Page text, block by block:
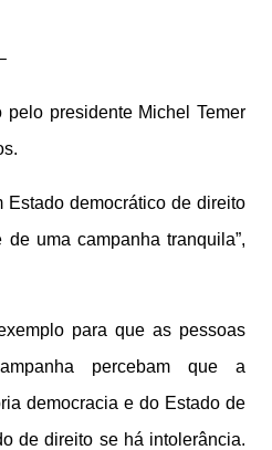
presidente Michel Temer
Estado democrático de direito
uma campanha tranquila”,
para que as pessoas
percebam que a
democracia e do Estado de
de direito se há intolerância.